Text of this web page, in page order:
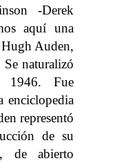
-Derek
aquí una
Auden,
naturalizó
1946. Fue
enciclopedia
representó
de su
de abierto